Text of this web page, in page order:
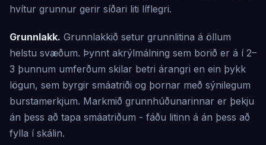
hvítur grunnur gerir síðari liti líflegri.
Grunnlakk. Grunnlakkið setur grunnlitina á öllum
helstu svæðum. Þynnt akrýlmálning sem borið er á í 2–
3 þunnum umferðum skilar betri árangri en ein þykk
lögun, sem byrgir smáatriði og þornar með sýnilegum
burstamerkjum. Markmið grunnhúðunarinnar er þekju
án þess að tapa smáatriðum - fáðu litinn á án þess að
fylla í skálin.